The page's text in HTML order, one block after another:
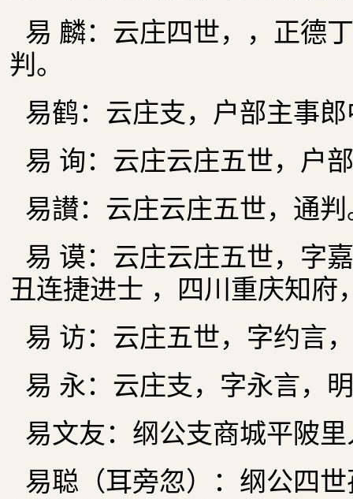
易 麟：云庄四世，，正德
判。
易鹤：云庄支，户部主事
易 询：云庄云庄五世，户
易讃：云庄云庄五世，通判
易 谟：云庄云庄五世，字
丑连捷进士 ，四川重庆知府
易 访：云庄五世，字约言
易 永：云庄支，字永言，
易文友：纲公支商城平陂
易聪（耳旁忽）：纲公四